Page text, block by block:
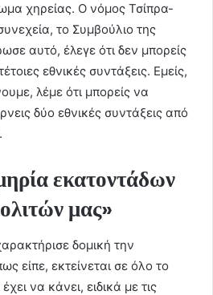
χηρείας. Ο νόμος Τσίπρα-
το Συμβούλιο της
αυτό, έλεγε ότι δεν μπορείς
εθνικές συντάξεις. Εμείς,
λέμε ότι μπορείς να
δύο εθνικές συντάξεις από
εκατοντάδων
μας»
δομική την
είπε, εκτείνεται σε όλο το
να κάνει, ειδικά με τις